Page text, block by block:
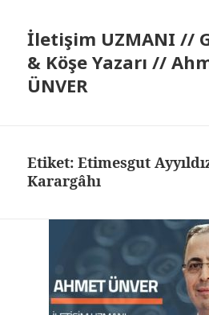
İletişim UZMANI //
& Köşe Yazarı //
ÜNVER
Etiket:Etimesgut
Karargâhı